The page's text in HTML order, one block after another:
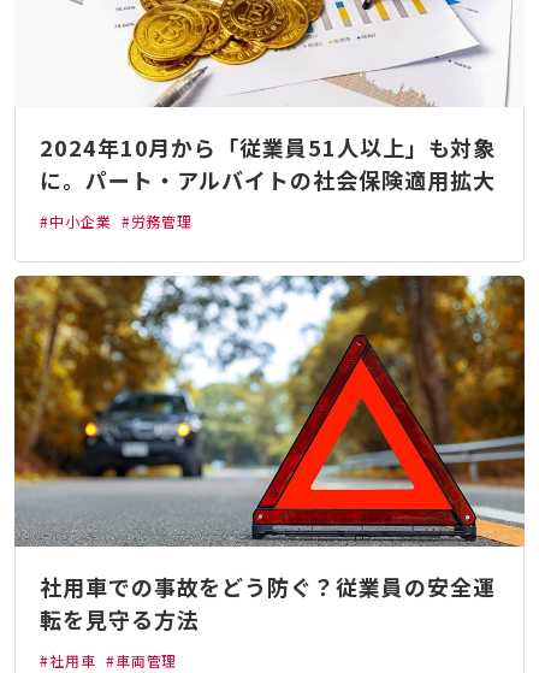
2024年10月から「従業員51人以上」も対象
に。パート・アルバイトの社会保険適用拡大
#中小企業 #労務管理
社用車での事故をどう防ぐ？従業員の安全運
転を見守る方法
#社用車 #車両管理